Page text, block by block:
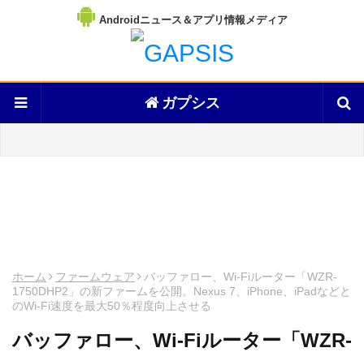
Androidニュース＆アプリ情報メディア
ガプシス
ホーム ファームウェア
バッファロー、Wi-Fiルーター「WZR-
1750DHP2」の新ファームを公開。Nexus 7、iPhone、iPadなどと
のWi-Fi速度を最大50％程度向上させる
バッファロー、Wi-Fiルーター「WZR-